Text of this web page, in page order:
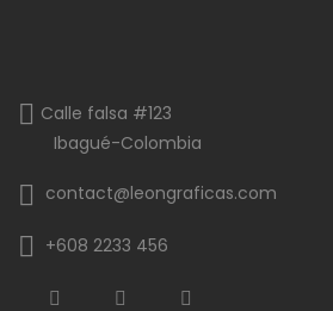
Calle falsa #123
Ibagué-Colombia
contact@leongraficas.com
+608 2233 456